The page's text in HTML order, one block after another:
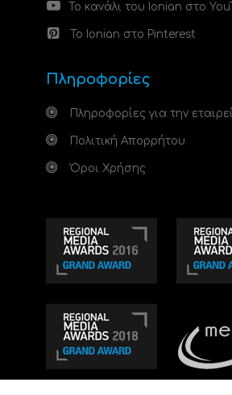
Το κανάλι του Ionian στο
Το Ionian στο Pinterest
Πληροφορίες
Πληροφορίες για την
Πολιτική Απορρήτου
Όροι Χρήσης